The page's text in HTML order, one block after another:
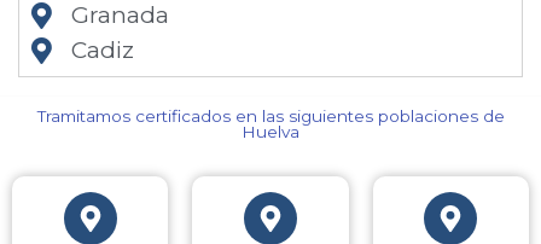
Granada
Cadiz
Tramitamos certificados en las siguientes poblaciones de
Huelva​